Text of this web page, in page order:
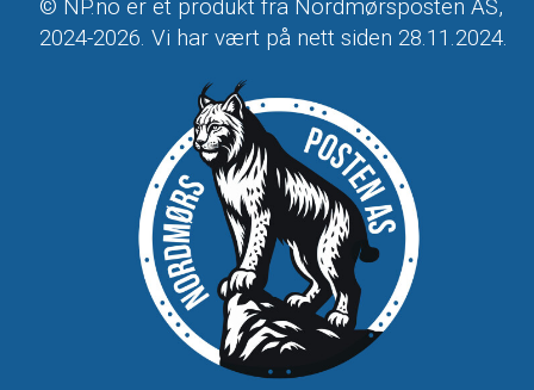
© NP.no er et produkt fra Nordmørsposten AS,
2024-2026. Vi har vært på nett siden 28.11.2024.